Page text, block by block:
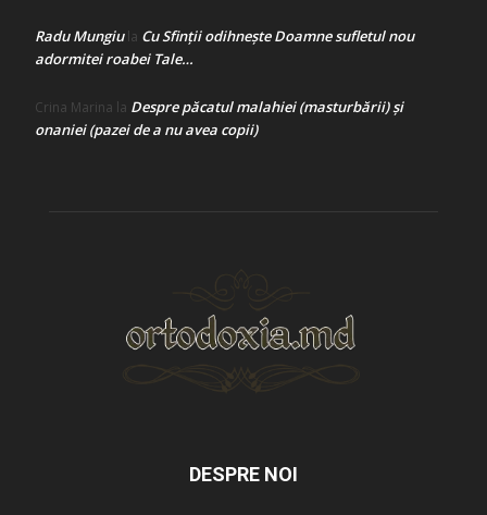
Radu Mungiula Cu Sfinții odihnește Doamne sufletul nou
adormitei roabei Tale…
Crina Marina la Despre păcatul malahiei (masturbării) şi
onaniei (pazei de a nu avea copii)
DESPRE NOI